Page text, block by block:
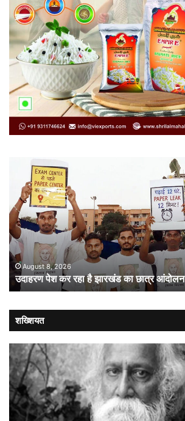
उदाहरण
रहा
है
झारखंड
का
छात्र
आंदोलनAugust 8, 2026
उदाहरण पेश कर रहा है झारखंड का छात्र आंदोलन
शख्शियत